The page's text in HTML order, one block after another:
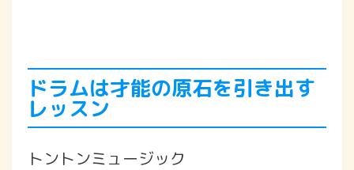
ドラムは才能の原石を引き出す
レッスン
トントンミュージック